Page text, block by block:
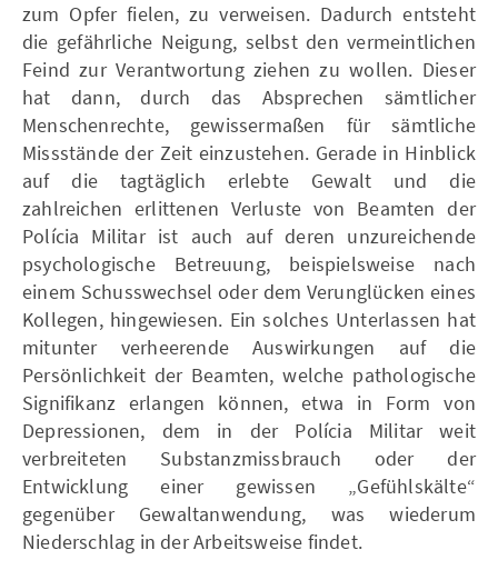
zum Opfer fielen, zu verweisen. Dadurch entsteht
die gefährliche Neigung, selbst den vermeintlichen
Feind zur Verantwortung ziehen zu wollen. Dieser
hat dann, durch das Absprechen sämtlicher
Menschenrechte, gewissermaßen für sämtliche
Missstände der Zeit einzustehen. Gerade in Hinblick
auf die tagtäglich erlebte Gewalt und die
zahlreichen erlittenen Verluste von Beamten der
Polícia Militar ist auch auf deren unzureichende
psychologische Betreuung, beispielsweise nach
einem Schusswechsel oder dem Verunglücken eines
Kollegen, hingewiesen. Ein solches Unterlassen hat
mitunter verheerende Auswirkungen auf die
Persönlichkeit der Beamten, welche pathologische
Signifikanz erlangen können, etwa in Form von
Depressionen, dem in der Polícia Militar weit
verbreiteten Substanzmissbrauch oder der
Entwicklung einer gewissen „Gefühlskälte“
gegenüber Gewaltanwendung, was wiederum
Niederschlag in der Arbeitsweise findet.